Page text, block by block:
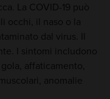
La COVID-19 può
occhi, il naso o la
dal virus. Il
I sintomi includono
affaticamento,
anomalie